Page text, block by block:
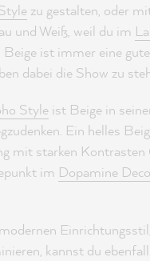
zu gestalten, oder
und Weiß, weil du im
ist immer eine
dabei die Show zu
Style ist Beige in
Ein helles
mit starken
im Dopamine
kannst du